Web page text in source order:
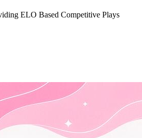
ELO Based Competitive Plays